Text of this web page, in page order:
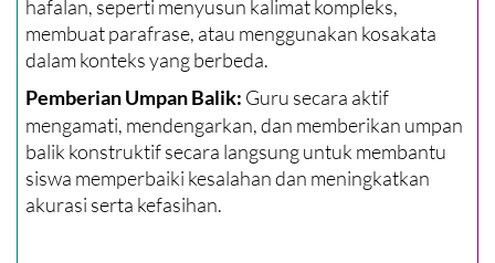
hafalan, seperti menyusun kalimat kompleks,
membuat parafrase, atau menggunakan kosakata
dalam konteks yang berbeda.
Pemberian Umpan Balik: Guru secara aktif
mengamati, mendengarkan, dan memberikan umpan
balik konstruktif secara langsung untuk membantu
siswa memperbaiki kesalahan dan meningkatkan
akurasi serta kefasihan.